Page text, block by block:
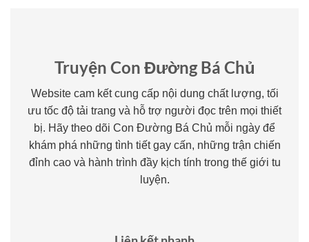
Truyện Con Đường Bá Chủ
Website cam kết cung cấp nội dung chất lượng, tối
ưu tốc độ tải trang và hỗ trợ người đọc trên mọi thiết
bị. Hãy theo dõi Con Đường Bá Chủ mỗi ngày để
khám phá những tình tiết gay cấn, những trận chiến
đỉnh cao và hành trình đầy kịch tính trong thế giới tu
luyện.